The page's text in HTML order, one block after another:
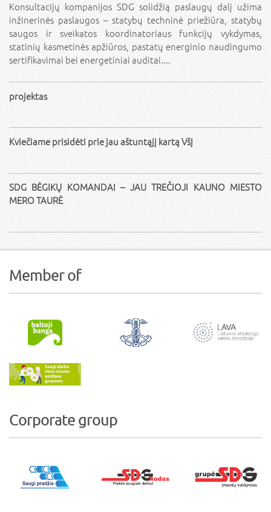
Konsultacijų kompanijos SDG solidžią paslaugų dalį užima
inžinerinės paslaugos – statybų techninė priežiūra, statybų
saugos ir sveikatos koordinatoriaus funkcijų vykdymas,
statinių kasmetinės apžiūros, pastatų energinio naudingumo
sertifikavimai bei energetiniai auditai....
projektas
Kviečiame prisidėti prie jau aštuntąjį kartą VšĮ
SDG BĖGIKŲ KOMANDAI – JAU TREČIOJI KAUNO MIESTO
MERO TAURĖ
Member of
Corporate group